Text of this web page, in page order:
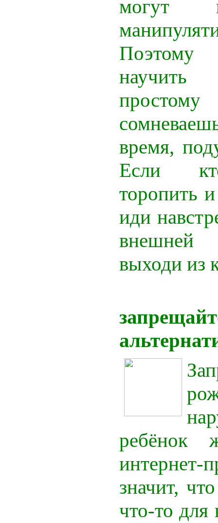
могут
время,
Если
торопить
иди
выходи из
ребёнок
интернет-
значит,
что-то для